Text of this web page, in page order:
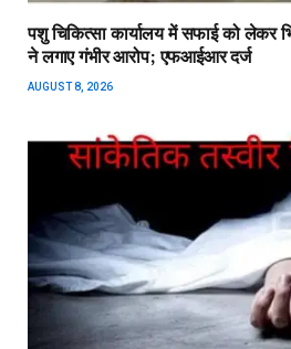
पशु चिकित्सा कार्यालय में सफाई को लेकर
ने लगाए गंभीर आरोप; एफआईआर दर्ज
AUGUST 8, 2026